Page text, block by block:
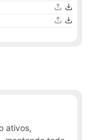
ativos,